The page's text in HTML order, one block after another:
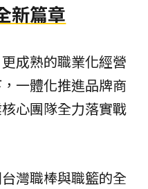
新篇章
成熟的職業化經營
一體化推進品牌商
心團隊全力落實戰
灣職棒與職籃的全